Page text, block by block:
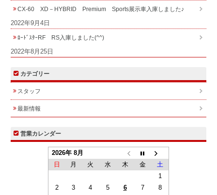
CX-60 XD－HYBRID Premium Sports展示車入庫しました♪
2022年9月4日
ﾛｰﾄﾞｽﾀｰRF RS入庫しました(^^)
2022年8月25日
カテゴリー
スタッフ
最新情報
営業カレンダー
2026年 8月
日
月 火 水 木 金
土
1
2
3 4 5 6 7
8